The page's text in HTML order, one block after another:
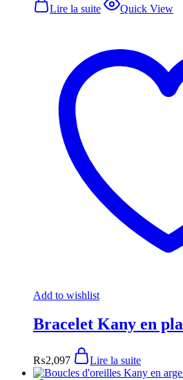
Lire la suite
Quick View
Add to wishlist
Bracelet Kany en
₨2,097
Lire la suite